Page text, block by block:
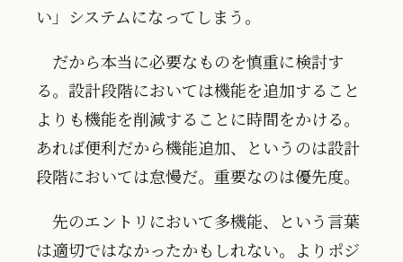
い」システムになってしまう。
だから本当に必要なものを慎重に検討す
る。設計段階においては機能を追加すること
よりも機能を削減することに時間をかける。
あれば便利だから機能追加、というのは設計
段階においては怠慢だ。重要なのは優先度。
先のエントリにおいて多機能、という言葉
は適切ではなかったかもしれない。よりポジ